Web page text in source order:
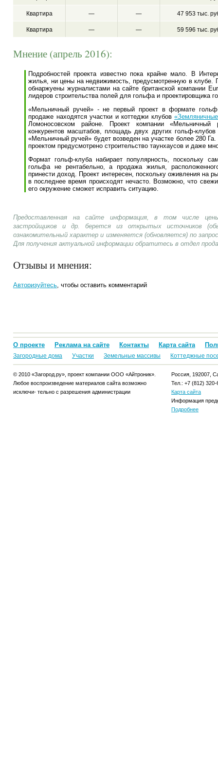
Квартира — — 47 953 тыс.
Квартира — — 59 596 тыс.
Мнение (апрель 2016):
Подробностей проекта известно пока крайне мало. В
жилья, ни цены на недвижимость, предусмотренную в клубе.
обнаржуены журналистами на сайте британской компании
лидеров строительства полей для гольфа и проектировщика
«Мельничный ручей» - не первый проект в формате
продаже находятся участки и коттеджи клубов
Ломоносовском районе. Проект компании «Мельничный
конкурентов масштабов, площадь двух других гольф-
«Мельничный ручей» будет возведен на участке более 280
проектом предусмотрено строительство таунхаусов и даже
Формат гольф-клуба набирает популярность, поскольку
гольфа не рентабельно, а продажа жилья,
принести доход. Проект интересен, поскольку оживления на
в последнее время происходят нечасто. Возможно, что
его окружение сможет исправить ситуацию.
Предоставленная на сайте информация, в том числе
застройщиков и др. берется из открытых источников
ознакомительный характер и изменяется (обновляется) по
Для получения актуальной информации обратитесь в отдел
Отзывы и мнения:
Авторизуйтесь, чтобы оставить комментарий
О проекте Реклама на сайте Контакты Карта сайта
Загородные дома Участки Земельные массивы Коттеджные
© 2010 «Загород.ру», проект компании ООО «Айтроник».
Любое воспроизведение материалов сайта возможно
исключи- тельно с разрешения администрации
Россия, 192007,
Тел.: +7 (812) 320-
Карта сайта
Информация
Подробнее